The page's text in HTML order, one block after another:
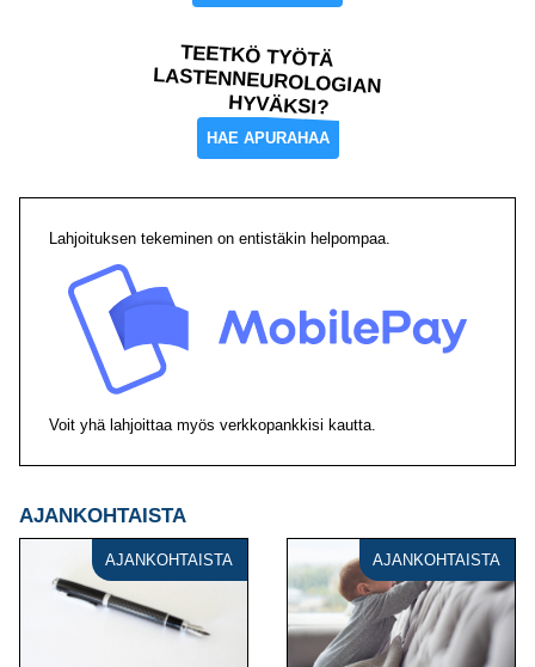
TEETKÖ TYÖTÄ
LASTENNEUROLOGIAN
HYVÄKSI?
HAE APURAHAA
Lahjoituksen tekeminen on entistäkin helpompaa.
Voit yhä lahjoittaa myös verkkopankkisi kautta.
AJANKOHTAISTA
AJANKOHTAISTA AJANKOHTAISTA